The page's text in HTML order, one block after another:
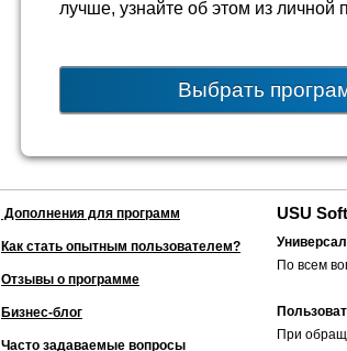
лучше, узнайте об этом из личной
Выбрать
Дополнения для программ
Как стать опытным пользователем?
Отзывы о программе
Бизнес-блог
Часто задаваемые вопросы
USU
По всем
При